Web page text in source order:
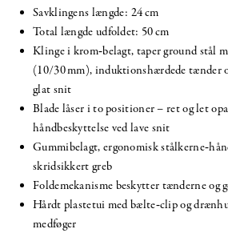
Savklingens længde: 24 cm
Total længde udfoldet: 50 cm
Klinge i krom‑belagt, taper ground stål
(10/30 mm), induktionshærdede tænder
glat snit
Blade låser i to posi­tio­ner – ret og let
håndbeskyttelse ved lave snit
Gummibelagt, ergonomisk
skridsikkert greb
Foldemekanisme beskytter tænderne og
Hårdt plastetui med bælte‑clip og
medføger